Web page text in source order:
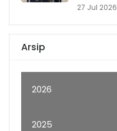
27 Jul 2026
Arsip
2026
2025